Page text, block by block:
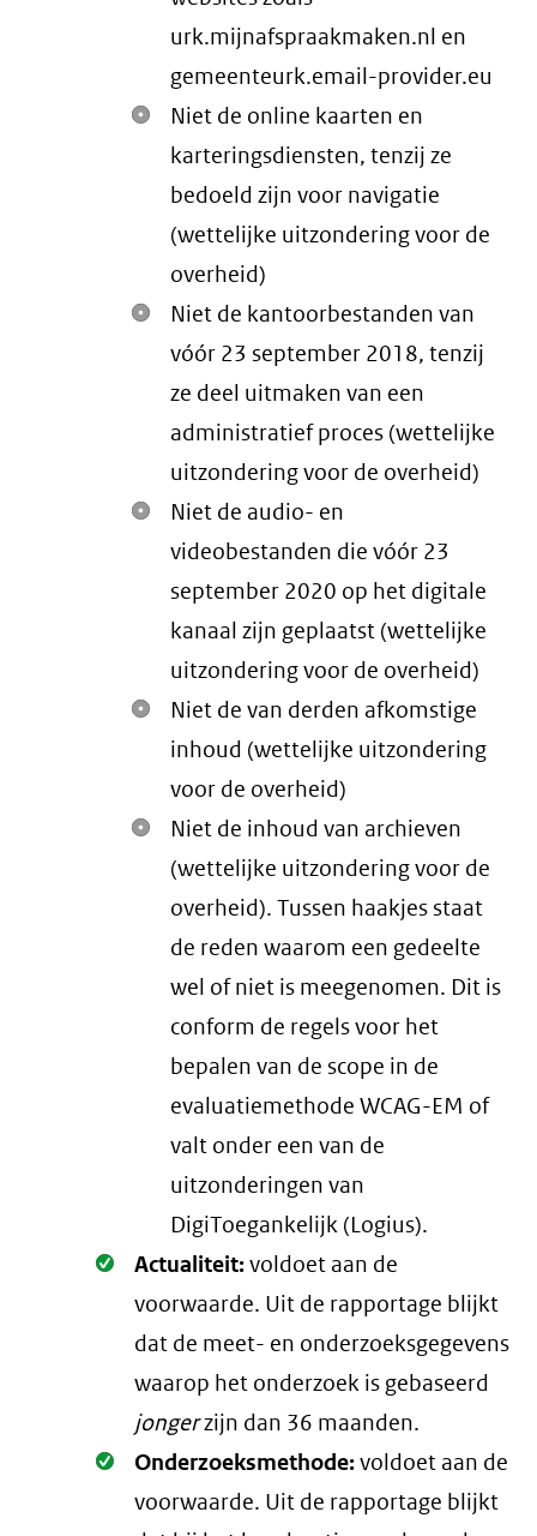
urk.mijnafspraakmaken.nl en
gemeenteurk.email-provider.eu
Niet de online kaarten en
karteringsdiensten, tenzij ze
bedoeld zijn voor navigatie
(wettelijke uitzondering voor de
overheid)
Niet de kantoorbestanden van
vóór 23 september 2018, tenzij
ze deel uitmaken van een
administratief proces (wettelijke
uitzondering voor de overheid)
Niet de audio- en
videobestanden die vóór 23
september 2020 op het digitale
kanaal zijn geplaatst (wettelijke
uitzondering voor de overheid)
Niet de van derden afkomstige
inhoud (wettelijke uitzondering
voor de overheid)
Niet de inhoud van archieven
(wettelijke uitzondering voor de
overheid). Tussen haakjes staat
de reden waarom een gedeelte
wel of niet is meegenomen. Dit is
conform de regels voor het
bepalen van de scope in de
evaluatiemethode WCAG-EM of
valt onder een van de
uitzonderingen van
DigiToegankelijk (Logius).
Oké.
Actualiteit:voldoet aan de
voorwaarde. Uit de rapportage blijkt
dat de meet- en onderzoeksgegevens
waarop het onderzoek is gebaseerd
jongerzijn dan 36 maanden.
Oké.
Onderzoeksmethode:voldoet aan de
voorwaarde. Uit de rapportage blijkt